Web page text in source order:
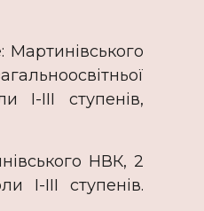
І-ІІІ ступенів,
НВК, 2
ІІІ ступенів.